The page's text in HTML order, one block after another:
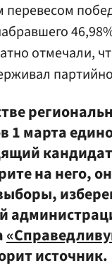
отмечали,
1 марта
на него,
источник.